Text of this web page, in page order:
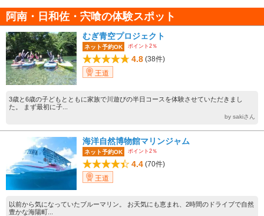
阿南・日和佐・宍喰の体験スポット
むぎ青空プロジェクト
ネット予約OK ポイント2％
4.8 (38件)
王道
3歳と6歳の子どもとともに家族で川遊びの半日コースを体験させていただきまし
た。 まず最初に子...
by sakiさん
海洋自然博物館マリンジャム
ネット予約OK ポイント2％
4.4 (70件)
王道
以前から気になっていたブルーマリン。 お天気にも恵まれ、2時間のドライブで自然
豊かな海陽町...